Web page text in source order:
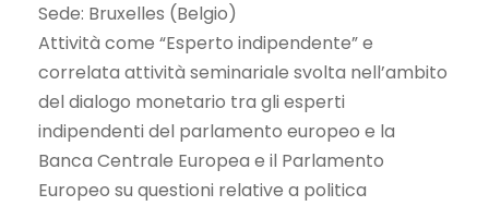
Sede: Bruxelles (Belgio)
Attività come “Esperto indipendente” e
correlata attività seminariale svolta nell’ambito
del dialogo monetario tra gli esperti
indipendenti del parlamento europeo e la
Banca Centrale Europea e il Parlamento
Europeo su questioni relative a politica